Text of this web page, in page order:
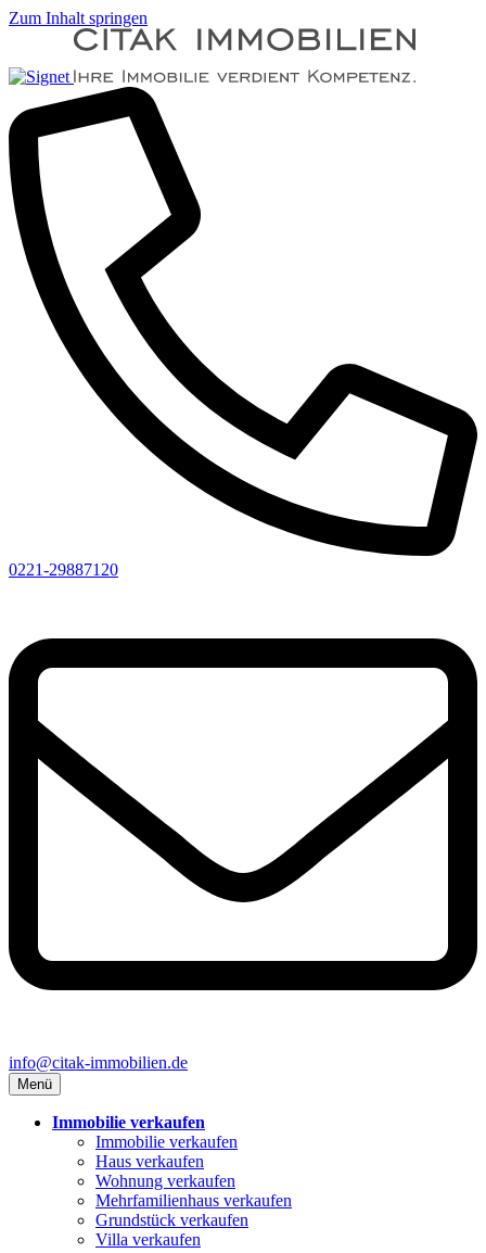
Zum Inhalt springen
0221-29887120
info@citak-immobilien.de
Menü
Immobilie verkaufen
Immobilie verkaufen
Haus verkaufen
Wohnung verkaufen
Mehrfamilienhaus verkaufen
Grundstück verkaufen
Villa verkaufen